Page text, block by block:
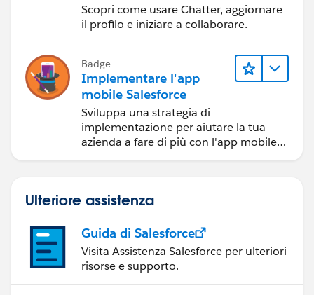
Scopri come usare Chatter, aggiornare
il profilo e iniziare a collaborare.
Badge
Implementare l'app
mobile Salesforce
Sviluppa una strategia di
implementazione per aiutare la tua
azienda a fare di più con l'app mobile
Ulteriore assistenza
Guida di Salesforce
Visita Assistenza Salesforce per ulteriori
risorse e supporto.